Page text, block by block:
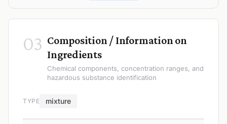
03 Composition / Information on
Ingredients
Chemical components, concentration ranges, and
hazardous substance identification
TYPE mixture